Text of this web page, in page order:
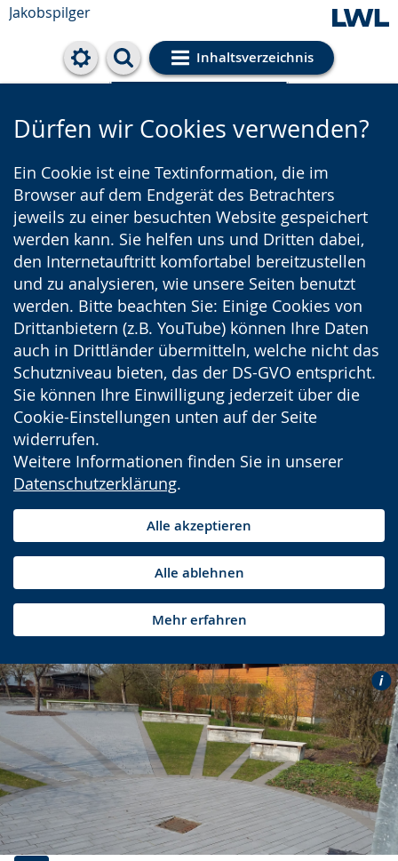
Jakobspilger
Inhaltsverzeichnis
Cookie-Einstellungen
Dürfen wir Cookies verwenden?
Ein Cookie ist eine Textinformation, die im
Browser auf dem Endgerät des Betrachters
jeweils zu einer besuchten Website gespeichert
werden kann. Sie helfen uns und Dritten dabei,
den Internetauftritt komfortabel bereitzustellen
und zu analysieren, wie unsere Seiten benutzt
werden. Bitte beachten Sie: Einige Cookies von
Drittanbietern (z.B. YouTube) können Ihre Daten
auch in Drittländer übermitteln, welche nicht das
Schutzniveau bieten, das der DS-GVO entspricht.
Sie können Ihre Einwilligung jederzeit über die
Cookie-Einstellungen unten auf der Seite
widerrufen.
Weitere Informationen finden Sie in unserer
Datenschutzerklärung.
Alle akzeptieren
Alle ablehnen
Mehr erfahren